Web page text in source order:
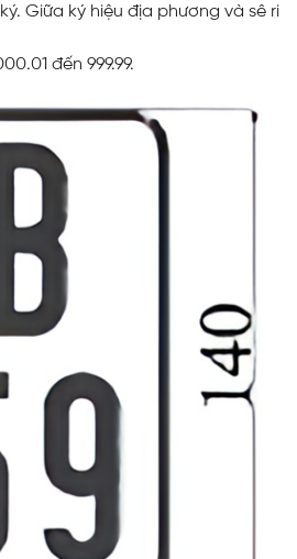
Giữa ký hiệu địa phương và sê ri
đến 999.99.